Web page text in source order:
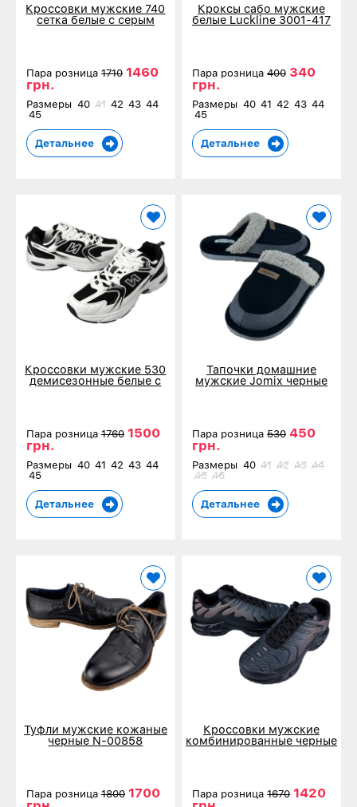
Кроссовки мужские 740
сетка белые с серым
Пара розница 1710 1460
грн.
Размеры 40 41 42 43 44
45
Детальнее
Кроксы сабо мужские
белые Luckline 3001-417
Пара розница400 340
грн.
Размеры 40 41 42 43 44
45
Детальнее
Кроссовки мужские 530
демисезонные белые с
Пара розница 1760 1500
грн.
Размеры 40 41 42 43 44
45
Детальнее
Тапочки домашние
мужские Jomix черные
Пара розница530 450
грн.
Размеры 40 41 42 43 44
45 46
Детальнее
Туфли мужские кожаные
черные N-00858
Пара розница 1800 1700
Кроссовки мужские
комбинированные черные
60187-36
Пара розница1670 1420